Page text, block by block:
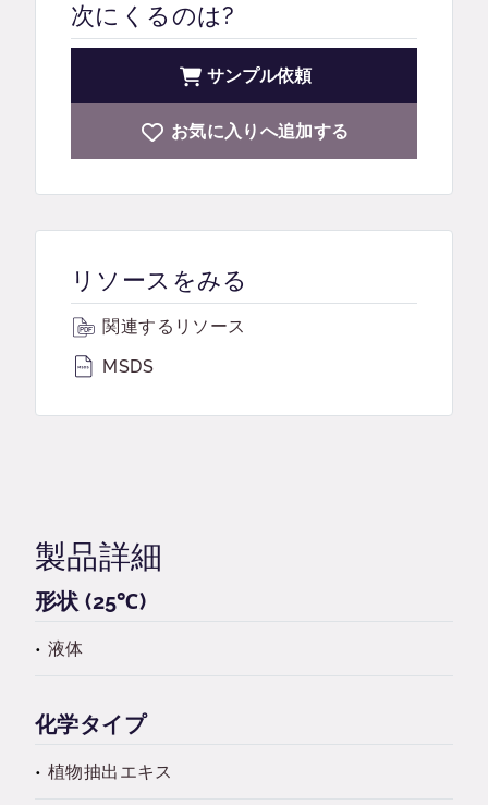
次にくるのは?
サンプル依頼
お気に入りへ追加する
リソースをみる
関連するリソース
MSDS
製品詳細
形状 (25℃)
液体
化学タイプ
植物抽出エキス